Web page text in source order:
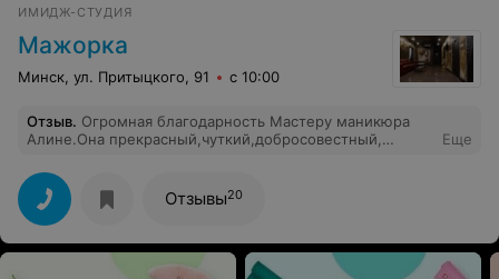
ИМИДЖ-СТУДИЯ
Мажорка
Минск, ул. Притыцкого, 91 с 10:00
Отзыв. Огромная благодарность Мастеру маникюра
Алине.Она прекрасный,чуткий,добросовестный,
довольна ,что попала к ней…И всем рекомендую..
Еще
Отзывы20